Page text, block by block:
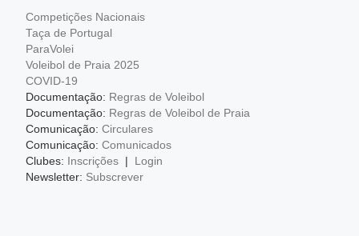
Competições Nacionais
Taça de Portugal
ParaVolei
Voleibol de Praia 2025
COVID-19
Documentação: Regras de Voleibol
Documentação: Regras de Voleibol de Praia
Comunicação: Circulares
Comunicação: Comunicados
Clubes: Inscrições|
Login
Newsletter: Subscrever